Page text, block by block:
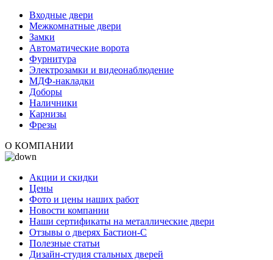
Входные двери
Межкомнатные двери
Замки
Автоматические ворота
Фурнитура
Электрозамки и видеонаблюдение
МДФ-накладки
Доборы
Наличники
Карнизы
Фрезы
О КОМПАНИИ
Акции и скидки
Цены
Фото и цены наших работ
Новости компании
Наши сертификаты на металлические двери
Отзывы о дверях Бастион-С
Полезные статьи
Дизайн-студия стальных дверей